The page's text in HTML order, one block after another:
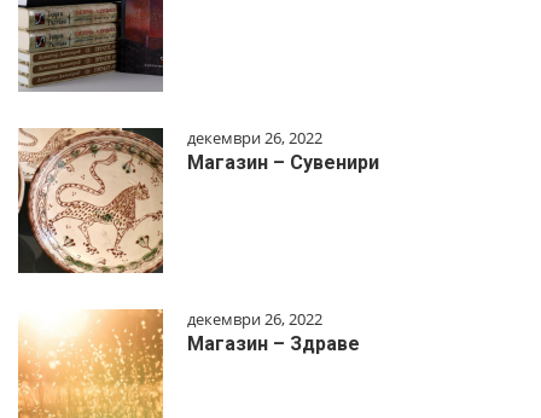
декември 26, 2022
Магазин – Сувенири
декември 26, 2022
Магазин – Здраве